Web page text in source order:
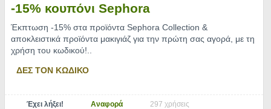
-15% κουπόνι Sephora
Έκπτωση -15% στα προϊόντα Sephora Collection &
αποκλειστικά προϊόντα μακιγιάζ για την πρώτη σας αγορά, με τη
χρήση του κωδικού!
ΔΕΣ ΤΟΝ ΚΩΔΙΚΟ
Έχει λήξει! Αναφορά 297 χρήσεις